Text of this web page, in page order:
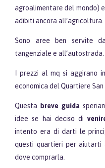
agroalimentare del mondo)
adibiti ancora all’agricoltura.
Sono aree ben servite
tangenziale e all’autostrada.
I prezzi al mq si aggirano
economica del Quartiere
Questa breve guida
idee se hai deciso di
intento era di darti le
questi quartieri per aiutarti
dove comprarla.